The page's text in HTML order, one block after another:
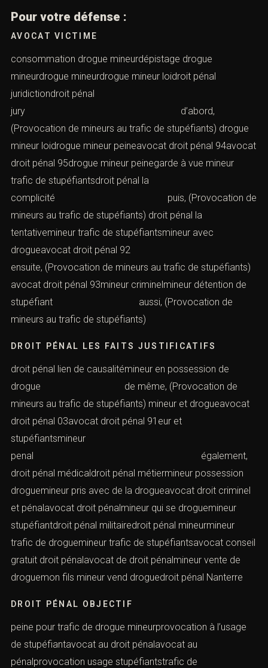
Pour votre défense :
AVOCAT VICTIME
consommation drogue mineurdépistage drogue
mineurdrogue mineurdrogue mineur loidroit pénal
juridictiondroit pénal
jury d’abord,
(Provocation de mineurs au trafic de stupéfiants) drogue
mineur loidrogue mineur peineavocat droit pénal 94avocat
droit pénal 95drogue mineur peinegarde à vue mineur
trafic de stupéfiantsdroit pénal la
complicité puis, (Provocation de
mineurs au trafic de stupéfiants) droit pénal la
tentativemineur trafic de stupéfiantsmineur avec
drogueavocat droit pénal 92
ensuite, (Provocation de mineurs au trafic de stupéfiants)
avocat droit pénal 93mineur criminelmineur détention de
stupéfiant aussi, (Provocation de
mineurs au trafic de stupéfiants)
DROIT PÉNAL LES FAITS JUSTIFICATIFS
droit pénal lien de causalitémineur en possession de
drogue de même, (Provocation de
mineurs au trafic de stupéfiants) mineur et drogueavocat
droit pénal 03avocat droit pénal 91eur et
stupéfiantsmineur
penal également,
droit pénal médicaldroit pénal métiermineur possession
droguemineur pris avec de la drogueavocat droit criminel
et pénalavocat droit pénalmineur qui se droguemineur
stupéfiantdroit pénal militairedroit pénal mineurmineur
trafic de droguemineur trafic de stupéfiantsavocat conseil
gratuit droit pénalavocat de droit pénalmineur vente de
droguemon fils mineur vend droguedroit pénal Nanterre
DROIT PÉNAL OBJECTIF
peine pour trafic de drogue mineurprovocation à l’usage
de stupéfiantavocat au droit pénalavocat au
pénalprovocation usage stupéfiantstrafic de